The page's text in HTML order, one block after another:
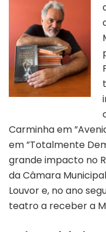
Carminha em
em ”Totalmente
grande impacto no
da Câmara
Louvor e, no ano
teatro a receber a